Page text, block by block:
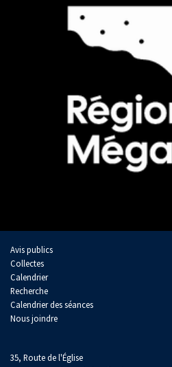
Avis publics
Collectes
Calendrier
Recherche
Calendrier des séances
Nous joindre
35, Route de l'Église